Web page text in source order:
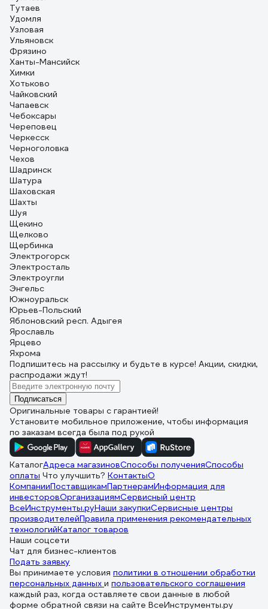
Тутаев
Удомля
Узловая
Ульяновск
Фрязино
Ханты-Мансийск
Химки
Хотьково
Чайковский
Чапаевск
Чебоксары
Череповец
Черкесск
Черноголовка
Чехов
Шадринск
Шатура
Шаховская
Шахты
Шуя
Щекино
Щелково
Щербинка
Электрогорск
Электросталь
Электроугли
Энгельс
Южноуральск
Юрьев-Польский
Яблоновский респ. Адыгея
Ярославль
Ярцево
Яхрома
Подпишитесь на рассылку и будьте в курсе! Акции, скидки,
распродажи ждут!
Подписаться
Оригинальные товары с гарантией!
Установите мобильное приложение, чтобы информация
по заказам всегда была под рукой
КаталогАдреса магазиновСпособы полученияСпособы
оплаты Что улучшить? КонтактыО
КомпанииПоставщикамПартнерамИнформация для
инвесторовОрганизациямСервисный центр
ВсеИнструменты.руНаши закупкиСервисные центры
производителейПравила применения рекомендательных
технологийКаталог товаров
Наши соцсети
Чат для бизнес-клиентов
Подать заявку
Вы принимаете условия политики в отношении обработки
персональных данных и пользовательского соглашения
каждый раз, когда оставляете свои данные в любой
форме обратной связи на сайте ВсеИнструменты.ру